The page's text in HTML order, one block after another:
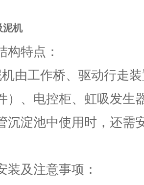
泥机
构特点：
由工作桥、驱动行走
）、电控柜、虹吸发生
沉淀池中使用时，还需
装及注意事项：